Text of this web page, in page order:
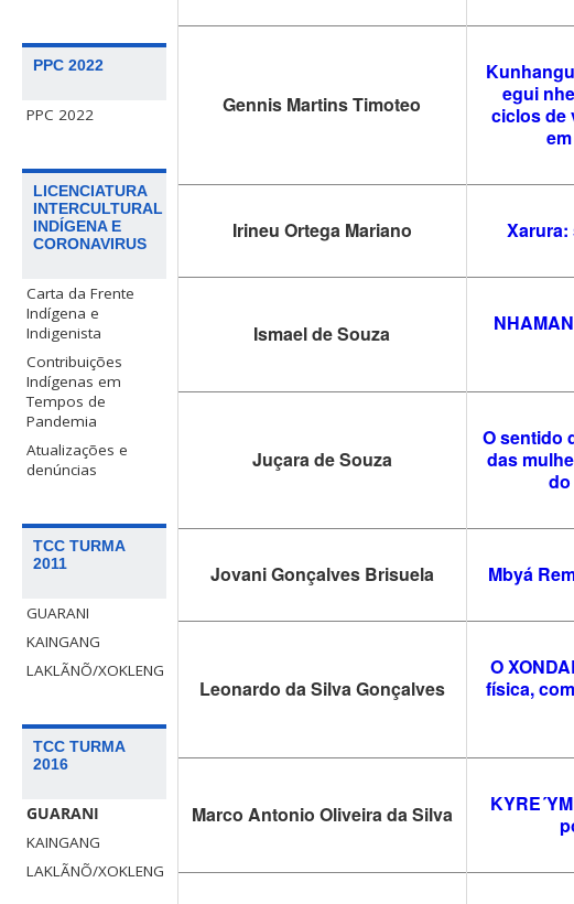
PPC 2022
PPC 2022
LICENCIATURA
INTERCULTURAL
INDÍGENA E
CORONAVIRUS
Carta da Frente
Indígena e
Indigenista
Contribuições
Indígenas em
Tempos de
Pandemia
Atualizações e
denúncias
TCC TURMA
2011
GUARANI
KAINGANG
LAKLÃNÕ/XOKLENG
TCC TURMA
2016
GUARANI
KAINGANG
LAKLÃNÕ/XOKLENG
Gennis Martins Timoteo
egui
ciclos de
Irineu Ortega Mariano Xarura:
Ismael de Souza
Juçara de Souza
O sentido
das
Jovani Gonçalves Brisuela Mbyá
Leonardo da Silva Gonçalves
O
física,
Marco Antonio Oliveira da Silva